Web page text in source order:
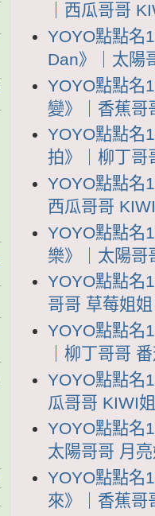
｜西瓜哥哥
YOYO點點名
Dan》｜太陽
YOYO點點名
變》｜香蕉哥
YOYO點點名
拍》｜柳丁哥
YOYO點點名
西瓜哥哥
YOYO點點名
樂》｜太陽哥
YOYO點點名
哥哥 草莓姐
YOYO點點名
｜柳丁哥哥
YOYO點點名
瓜哥哥 KIWI
YOYO點點名
太陽哥哥 月
YOYO點點名
來》｜香蕉哥